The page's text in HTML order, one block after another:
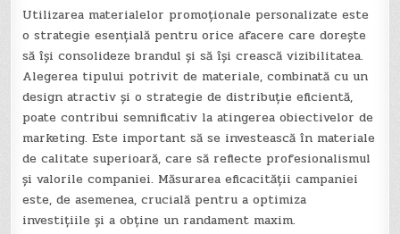
Utilizarea materialelor promoționale personalizate este
o strategie esențială pentru orice afacere care dorește
să își consolideze brandul și să își crească vizibilitatea.
Alegerea tipului potrivit de materiale, combinată cu un
design atractiv și o strategie de distribuție eficientă,
poate contribui semnificativ la atingerea obiectivelor de
marketing. Este important să se investească în materiale
de calitate superioară, care să reflecte profesionalismul
și valorile companiei. Măsurarea eficacității campaniei
este, de asemenea, crucială pentru a optimiza
investițiile și a obține un randament maxim.